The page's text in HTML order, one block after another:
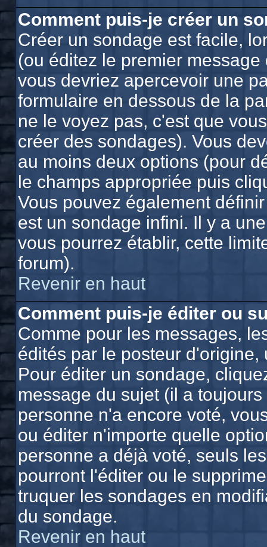
Comment puis-je créer un
Créer un sondage est facile,
(ou éditez le premier
vous devriez apercevoir une
formulaire en dessous de la
ne le voyez pas, c'est que
créer des sondages). Vous
au moins deux options (pour
le champs appropriée puis
Vous pouvez également
est un sondage infini. Il y a
vous pourrez établir, cette
forum).
Revenir en haut
Comment puis-je éditer ou
Comme pour les messages,
édités par le posteur
Pour éditer un sondage,
message du sujet (il a
personne n'a encore voté,
ou éditer n'importe quelle
personne a déjà voté, seuls
pourront l'éditer ou le
truquer les sondages en
du sondage.
Revenir en haut